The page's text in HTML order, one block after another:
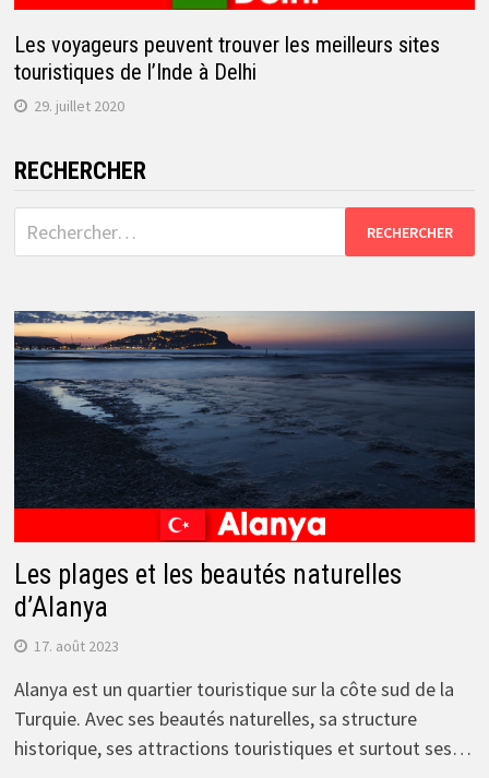
Les voyageurs peuvent trouver les meilleurs sites
touristiques de l’Inde à Delhi
29. juillet 2020
RECHERCHER
Rechercher :
Les plages et les beautés naturelles
d’Alanya
17. août 2023
Alanya est un quartier touristique sur la côte sud de la
Turquie. Avec ses beautés naturelles, sa structure
historique, ses attractions touristiques et surtout ses…